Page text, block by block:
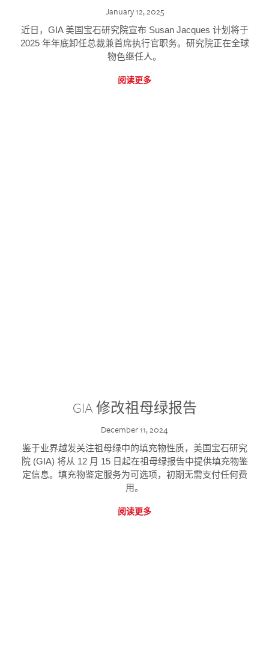
January 12, 2025
近日，GIA 美国宝石研究院宣布 Susan Jacques 计划将于
2025 年年底卸任总裁兼首席执行官职务。研究院正在全球
物色继任人。
阅读更多
GIA 修改祖母绿报告
December 11, 2024
鉴于业界越发关注祖母绿中的填充物性质，美国宝石研究
院 (GIA) 将从 12 月 15 日起在祖母绿报告中提供填充物鉴
定信息。填充物鉴定服务为可选项，初期无需支付任何费
用。
阅读更多